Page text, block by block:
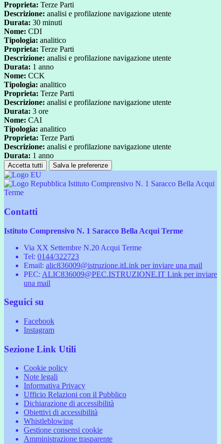
Proprieta: Terze Parti
Descrizione: analisi e profilazione navigazione utente
Durata: 30 minuti
Nome: CDI
Tipologia: analitico
Proprieta: Terze Parti
Descrizione: analisi e profilazione navigazione utente
Durata: 1 anno
Nome: CCK
Tipologia: analitico
Proprieta: Terze Parti
Descrizione: analisi e profilazione navigazione utente
Durata: 3 ore
Nome: CAI
Tipologia: analitico
Proprieta: Terze Parti
Descrizione: analisi e profilazione navigazione utente
Durata: 1 anno
Accetta tutti Salva le preferenze
Istituto Comprensivo N. 1 Saracco Bella Acqui
Terme
Contatti
Istituto Comprensivo N. 1 Saracco Bella Acqui Terme
Via XX Settembre N.20 Acqui Terme
Tel: 0144/322723
Email: alic836009@istruzione.itLink per inviare una mail
PEC: ALIC836009@PEC.ISTRUZIONE.IT Link per inviare
una mail
Seguici su
Facebook
Instagram
Sezione Link Utili
Cookie policy
Note legali
Informativa Privacy
Ufficio Relazioni con il Pubblico
Dichiarazione di accessibilità
Obiettivi di accessibilità
Whistleblowing
Gestione consensi cookie
Amministrazione trasparente